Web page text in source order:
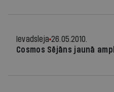
Ievadsleja 26.05.2010.
Cosmos Sējāns jaunā